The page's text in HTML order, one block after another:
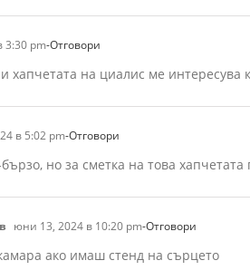
3:30 pm-Отговори
хапчетата на циалис ме интересува
в 5:02 pm-Отговори
но за сметка на това хапчетата
юни 13, 2024 в 10:20 pm-Отговори
ако имаш стенд на сърцето